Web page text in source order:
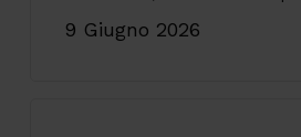
9 Giugno 2026